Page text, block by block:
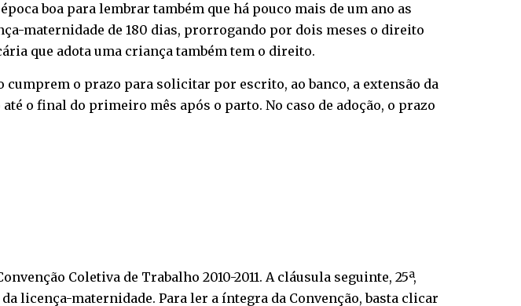
boa para lembrar também que há pouco mais de um ano as
maternidade de 180 dias, prorrogando por dois meses o direito
que adota uma criança também tem o direito.
o prazo para solicitar por escrito, ao banco, a extensão da
o final do primeiro mês após o parto. No caso de adoção, o prazo
Coletiva de Trabalho 2010-2011. A cláusula seguinte, 25ª,
licença-maternidade. Para ler a íntegra da Convenção, basta clicar